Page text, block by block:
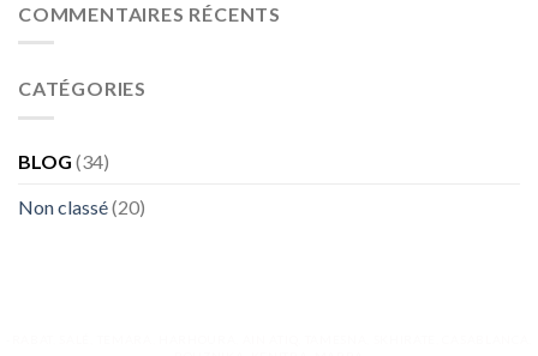
COMMENTAIRES RÉCENTS
CATÉGORIES
BLOG (34)
Non classé(20)